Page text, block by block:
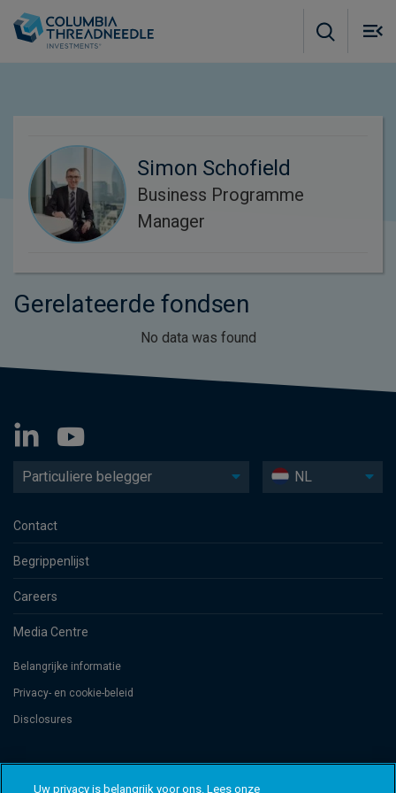
Simon Schofield
Business Programme
Manager
Gerelateerde fondsen
No data was found
Particuliere belegger NL
Contact
Begrippenlijst
Careers
Media Centre
Belangrijke informatie
Privacy- en cookie-beleid
Disclosures
de Commerce et des Sociétés (Luxembourg), No. B 110242 and/or
Uw privacy is belangrijk voor ons. Lees onze